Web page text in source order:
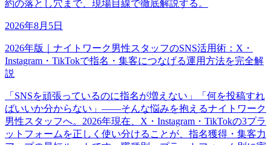
約の落とし穴まで、現場目線で徹底解説する。
2026年8月5日
2026年版｜ナイトワーク男性スタッフのSNS活用術：X・
Instagram・TikTokで指名・集客につなげる運用方法を完全解
説
「SNSを頑張っているのに指名が増えない」「何を投稿すれ
ばいいか分からない」――そんな悩みを抱えるナイトワーク
男性スタッフへ。2026年現在、X・Instagram・TikTokの3プラ
ットフォームを正しく使い分けることが、指名獲得・集客力